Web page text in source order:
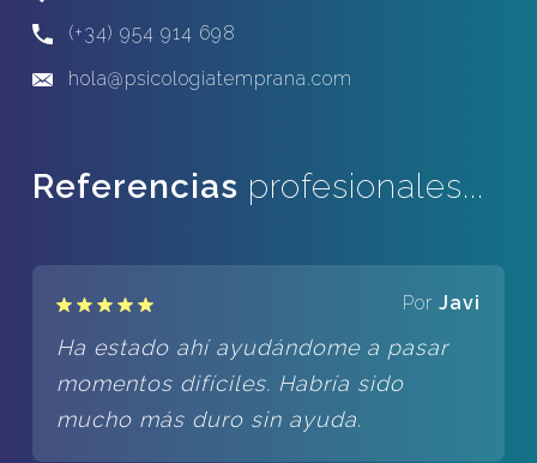
(+34) 954 914 698
hola@psicologiatemprana.com
Referencias profesionales...
Por Javi
Ha estado ahí ayudándome a pasar
momentos difíciles. Habría sido
mucho más duro sin ayuda.